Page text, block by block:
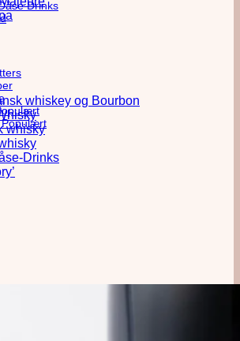
Drinks
whiskey og Bourbon
whisky
Drinks